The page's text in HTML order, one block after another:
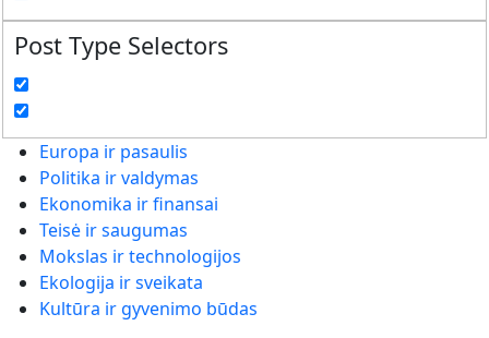
Post Type Selectors
Europa ir pasaulis
Politika ir valdymas
Ekonomika ir finansai
Teisė ir saugumas
Mokslas ir technologijos
Ekologija ir sveikata
Kultūra ir gyvenimo būdas